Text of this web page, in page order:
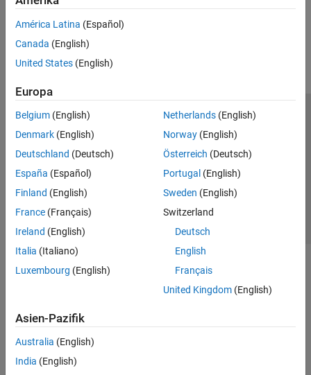
América Latina (Español)
Canada (English)
United States (English)
Europa
Belgium (English)
Denmark (English)
Deutschland (Deutsch)
España (Español)
Finland (English)
France (Français)
Ireland (English)
Italia (Italiano)
Luxembourg (English)
Netherlands(English)
Norway(English)
Österreich (Deutsch)
Portugal (English)
Sweden (English)
Switzerland
Deutsch
English
Français
United Kingdom(English)
Asien-Pazifik
Australia (English)
India (English)
Trust Center
Datenschutz-Richtlinien
Datendiebstahl verhindern
Status von Anwendungen
© 1994-2026 The MathWorks, Inc.
Website auswählen
Deutschland